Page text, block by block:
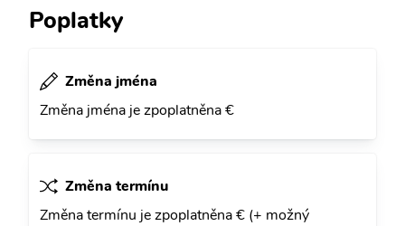
Poplatky
Změna jména
Změna jména je zpoplatněna €
Změna termínu
Změna termínu je zpoplatněna € (+ možný